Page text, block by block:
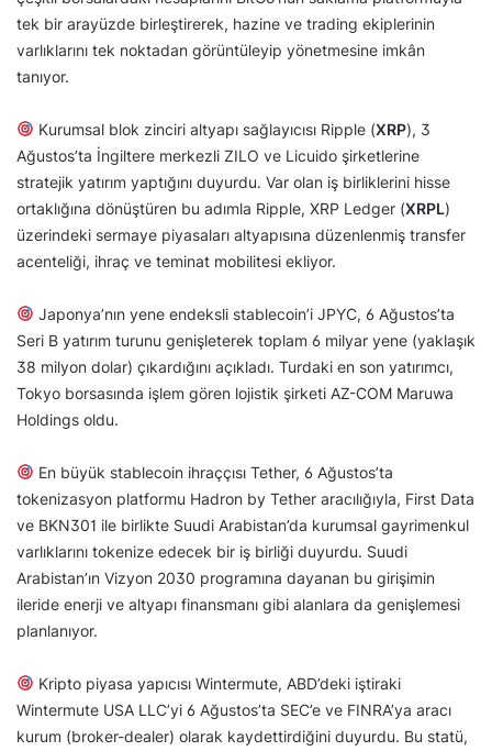
tek bir arayüzde birleştirerek, hazine ve trading ekiplerinin
varlıklarını tek noktadan görüntüleyip yönetmesine imkân
tanıyor.
Kurumsal blok zinciri altyapı sağlayıcısı Ripple (XRP), 3
Ağustos’ta İngiltere merkezli ZILO ve Licuido şirketlerine
stratejik yatırım yaptığını duyurdu. Var olan iş birliklerini hisse
ortaklığına dönüştüren bu adımla Ripple, XRP Ledger (XRPL)
üzerindeki sermaye piyasaları altyapısına düzenlenmiş transfer
acenteliği, ihraç ve teminat mobilitesi ekliyor.
Japonya’nın yene endeksli stablecoin’i JPYC, 6 Ağustos’ta
Seri B yatırım turunu genişleterek toplam 6 milyar yene (yaklaşık
38 milyon dolar) çıkardığını açıkladı. Turdaki en son yatırımcı,
Tokyo borsasında işlem gören lojistik şirketi AZ-COM Maruwa
Holdings oldu.
En büyük stablecoin ihraççısı Tether, 6 Ağustos’ta
tokenizasyon platformu Hadron by Tether aracılığıyla, First Data
ve BKN301 ile birlikte Suudi Arabistan’da kurumsal gayrimenkul
varlıklarını tokenize edecek bir iş birliği duyurdu. Suudi
Arabistan’ın Vizyon 2030 programına dayanan bu girişimin
ileride enerji ve altyapı finansmanı gibi alanlara da genişlemesi
planlanıyor.
Kripto piyasa yapıcısı Wintermute, ABD’deki iştiraki
Wintermute USA LLC’yi 6 Ağustos’ta SEC’e ve FINRA’ya aracı
kurum (broker-dealer) olarak kaydettirdiğini duyurdu. Bu statü,